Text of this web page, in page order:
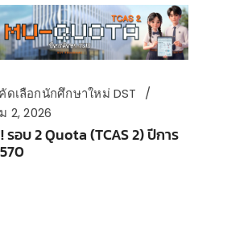
ดเลือกนักศึกษาใหม่ DST
2, 2026
รอบ 2 Quota (TCAS 2) ปีการ